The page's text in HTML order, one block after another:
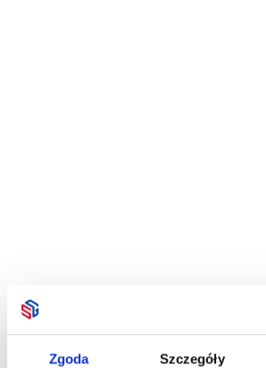
Zgoda Szczegóły